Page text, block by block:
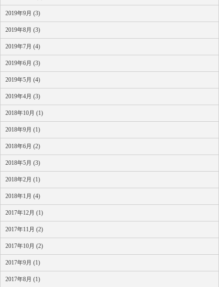
2019年9月 (3)
2019年8月 (3)
2019年7月 (4)
2019年6月 (3)
2019年5月 (4)
2019年4月 (3)
2018年10月 (1)
2018年9月 (1)
2018年6月 (2)
2018年5月 (3)
2018年2月 (1)
2018年1月 (4)
2017年12月 (1)
2017年11月 (2)
2017年10月 (2)
2017年9月 (1)
2017年8月 (1)